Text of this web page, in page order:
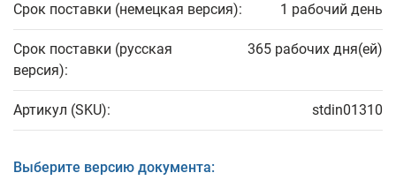
Срок поставки (немецкая версия): 1 рабочий день
Срок поставки (русская
версия):
365 рабочих дня(ей)
Артикул (SKU): stdin01310
Выберите версию документа: